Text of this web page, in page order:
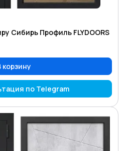
Сибирь Профиль FLYDOORS
корзину
по Telegram